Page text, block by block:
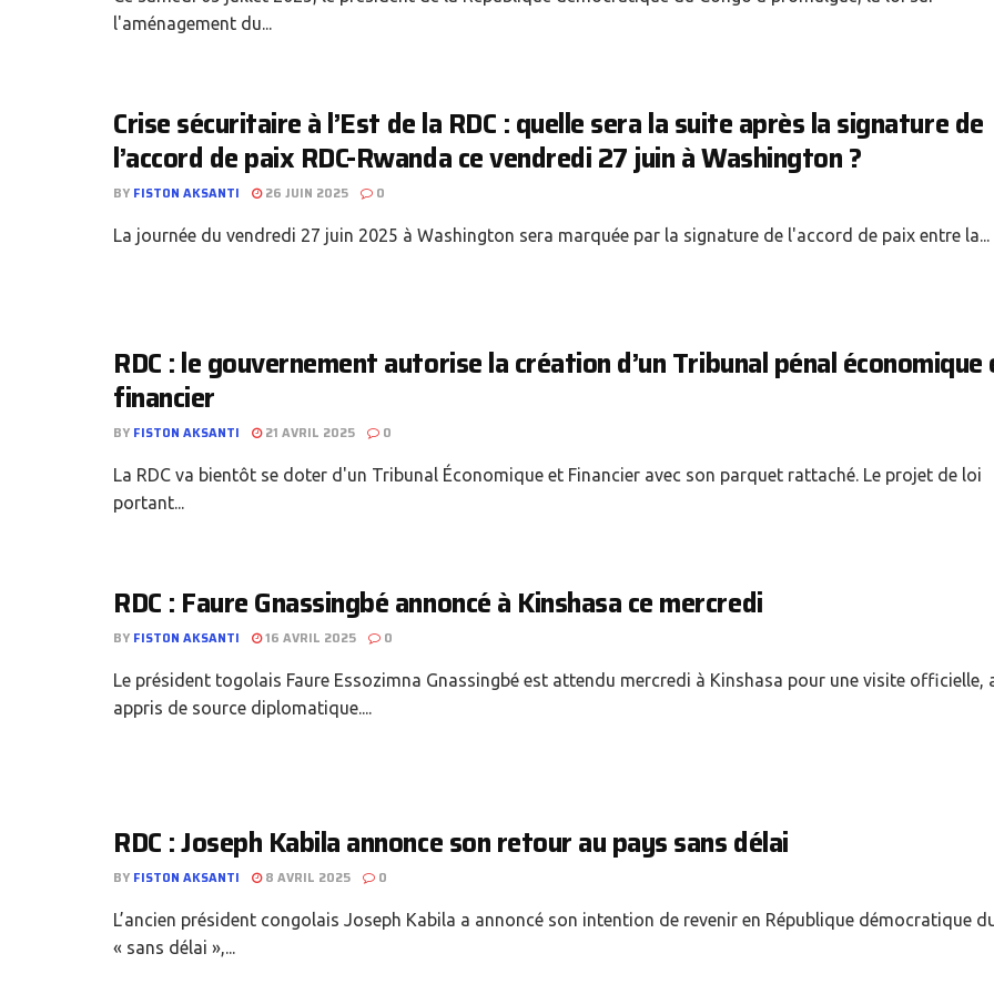
l'aménagement du...
Crise sécuritaire à l’Est de la RDC : quelle sera la suite après la signature de
l’accord de paix RDC-Rwanda ce vendredi 27 juin à Washington ?
BY FISTON AKSANTI 26 JUIN 2025 0
La journée du vendredi 27 juin 2025 à Washington sera marquée par la signature de l'accord de paix entre la...
RDC : le gouvernement autorise la création d’un Tribunal pénal
financier
BY FISTON AKSANTI 21 AVRIL 2025 0
La RDC va bientôt se doter d'un Tribunal Économique et Financier avec son parquet rattaché. Le projet de loi
portant...
RDC : Faure Gnassingbé annoncé à Kinshasa ce mercredi
BY FISTON AKSANTI 16 AVRIL 2025 0
Le président togolais Faure Essozimna Gnassingbé est attendu mercredi à Kinshasa pour une visite officielle,
appris de source diplomatique....
RDC : Joseph Kabila annonce son retour au pays sans délai
BY FISTON AKSANTI 8 AVRIL 2025 0
L’ancien président congolais Joseph Kabila a annoncé son intention de revenir en République démocratique
« sans délai »,...